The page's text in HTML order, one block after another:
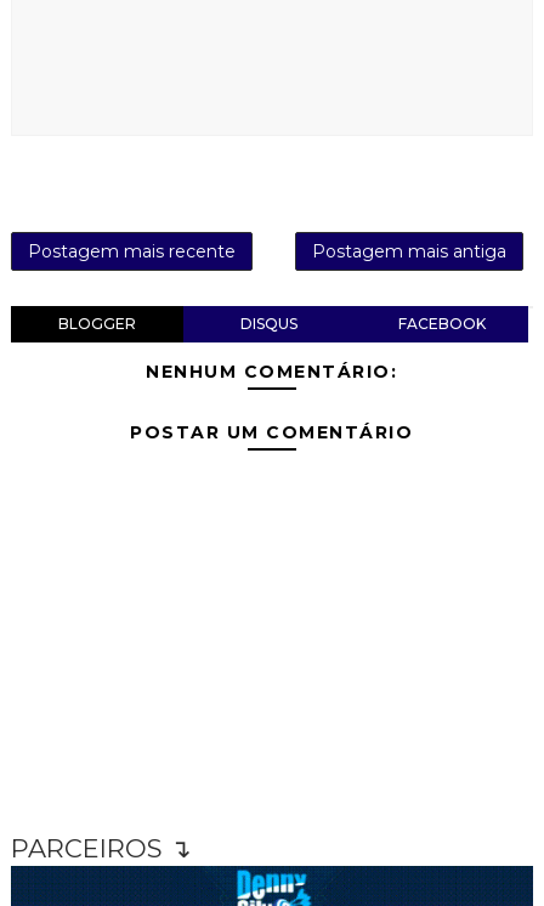
Postagem mais recente Postagem mais antiga
BLOGGER DISQUS FACEBOOK
NENHUM COMENTÁRIO:
POSTAR UM COMENTÁRIO
PARCEIROS ↴